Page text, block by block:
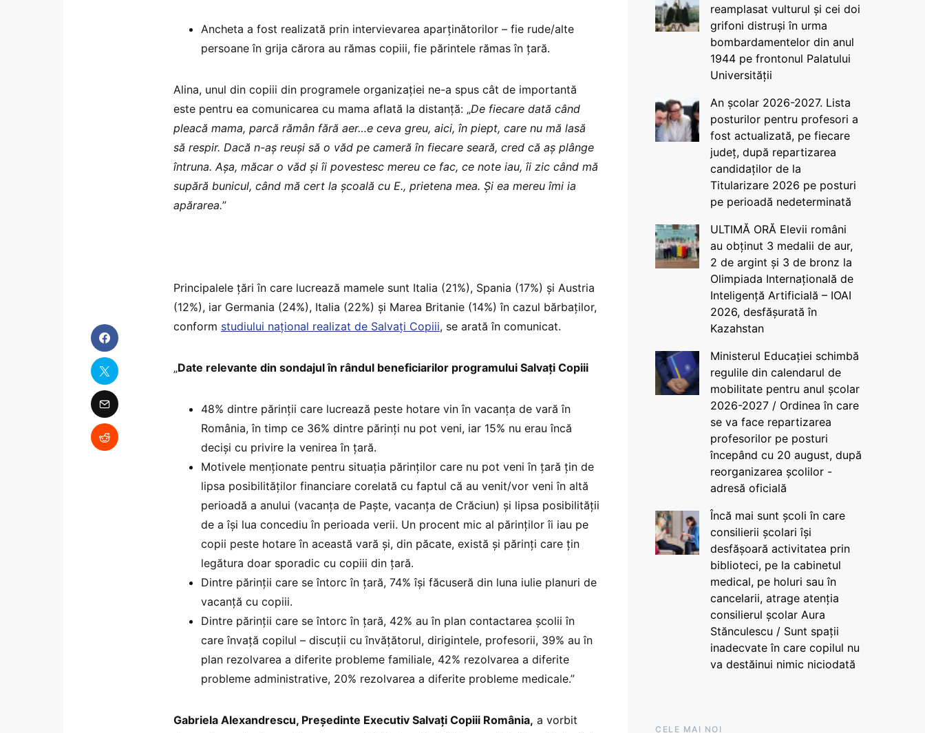
Ancheta a fost realizată prin intervievarea aparţinătorilor – fie rude/alte
persoane în grija cărora au rămas copiii, fie părintele rămas în ţară.
Alina, unul din copiii din programele organizației ne-a spus cât de importantă
este pentru ea comunicarea cu mama aflată la distanță: „De fiecare dată când
pleacă mama, parcă rămân fără aer…e ceva greu, aici, în piept, care nu mă lasă
să respir. Dacă n-aș reuși să o văd pe cameră în fiecare seară, cred că aș plânge
întruna. Așa, măcar o văd și îi povestesc mereu ce fac, ce note iau, îi zic când mă
supără bunicul, când mă cert la școală cu E., prietena mea. Și ea mereu îmi ia
apărarea.”
Principalele țări în care lucrează mamele sunt Italia (21%), Spania (17%) și Austria
(12%), iar Germania (24%), Italia (22%) și Marea Britanie (14%) în cazul bărbaților,
conform studiului național realizat de Salvați Copiii, se arată în comunicat.
„Date relevante din sondajul în rândul beneficiarilor programului Salvaţi Copiii
48% dintre părinţii care lucrează peste hotare vin în vacanţa de vară în
România, în timp ce 36% dintre părinţi nu pot veni, iar 15% nu erau încă
decişi cu privire la venirea în ţară.
Motivele menţionate pentru situaţia părinţilor care nu pot veni în ţară ţin de
lipsa posibilităţilor financiare corelată cu faptul că au venit/vor veni în altă
perioadă a anului (vacanţa de Paşte, vacanţa de Crăciun) şi lipsa posibilităţii
de a îşi lua concediu în perioada verii. Un procent mic al părinţilor îi iau pe
copii peste hotare în această vară şi, din păcate, există şi părinţi care ţin
legătura doar sporadic cu copiii din ţară.
Dintre părinţii care se întorc în ţară, 74% îşi făcuseră din luna iulie planuri de
vacanţă cu copiii.
Dintre părinţii care se întorc în ţară, 42% au în plan contactarea şcolii în
care învaţă copilul – discuţii cu învăţătorul, dirigintele, profesorii, 39% au în
plan rezolvarea a diferite probleme familiale, 42% rezolvarea a diferite
probleme administrative, 20% rezolvarea a diferite probleme medicale.”
Gabriela Alexandrescu, Președinte Executiv Salvați Copiii România, a vorbit
reamplasat vulturul și cei doi
grifoni distruși în urma
bombardamentelor din anul
1944 pe frontonul Palatului
Universității
An școlar 2026-2027. Lista
posturilor pentru profesori a
fost actualizată, pe fiecare
județ, după repartizarea
candidaților de la
Titularizare 2026 pe posturi
pe perioadă nedeterminată
ULTIMĂ ORĂ Elevii români
au obținut 3 medalii de aur,
2 de argint și 3 de bronz la
Olimpiada Internațională de
Inteligență Artificială – IOAI
2026, desfășurată în
Kazahstan
Ministerul Educației schimbă
regulile din calendarul de
mobilitate pentru anul școlar
2026-2027 / Ordinea în care
se va face repartizarea
profesorilor pe posturi
începând cu 20 august, după
reorganizarea școlilor -
adresă oficială
Încă mai sunt școli în care
consilierii școlari își
desfășoară activitatea prin
biblioteci, pe la cabinetul
medical, pe holuri sau în
cancelarii, atrage atenția
consilierul școlar Aura
Stănculescu / Sunt spații
inadecvate în care copilul nu
va destăinui nimic niciodată
CELE MAI NOI